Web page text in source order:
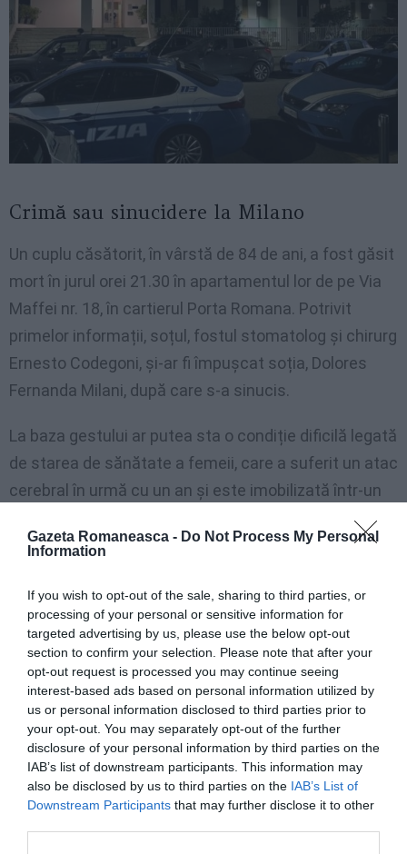
Gazeta Romaneasca - Do Not Process My Personal
Information
If you wish to opt-out of the sale, sharing to third parties, or
processing of your personal or sensitive information for
targeted advertising by us, please use the below opt-out
section to confirm your selection. Please note that after your
opt-out request is processed you may continue seeing
interest-based ads based on personal information utilized by
us or personal information disclosed to third parties prior to
your opt-out. You may separately opt-out of the further
disclosure of your personal information by third parties on the
IAB’s list of downstream participants. This information may
also be disclosed by us to third parties on the IAB’s List of
Downstream Participants that may further disclose it to other
Crimă sau sinucidere la Milano
Un cuplu căsătorit, în vârstă de 84 de ani, a fost găsit
mort în jurul orei 21.30 în apartamentul lor de pe Via
Maffei nr. 18, în cartierul Porta Romana. Potrivit
primelor informații, soțul, fostul stomatolog și chirurg
Ernesto Codegoni, și-ar fi împușcat soția, Dolores
Fernanda Milani, după care s-a sinucis.
La baza gestului ar putea sta o condiție dificilă legată
de starea de sănătate a femeii, care a suferit un atac
cerebral în urmă cu un an și este imobilizată într-un
Cadavrele au fost găsite de un nepot al cuplului, care
a intrat în apartamentul de la etajul cinci în seara zilei
de sâmbătă, 12 noiembrie, deoarece nu reușise să-și
contacteze rudele de câteva ore.
Ofițerii de pe mașinile de poliție au ascultat un vecin
care a relatat că a auzit zgomote, asemănătoare
unor obiecte care cad, în cursul după-amiezii și care
ar putea corespunde cu cele două focuri de armă.
Anchetatorii interoghează și alți vecini și rude ale